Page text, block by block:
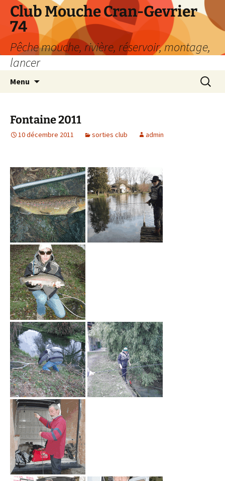
Aller
contenu
Club Mouche Cran-Gevrier
74
Pêche mouche, rivière, réservoir, montage,
lancer
Menu
Fontaine 2011
10 décembre 2011 sorties club admin